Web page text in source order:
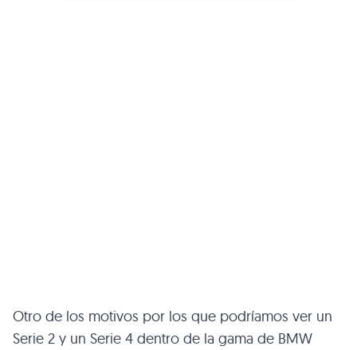
Otro de los motivos por los que podríamos ver un
Serie 2 y un Serie 4 dentro de la gama de BMW